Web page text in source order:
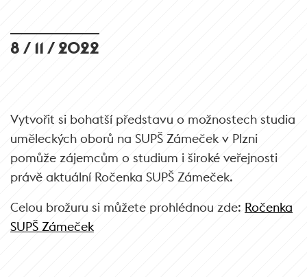
8 / 11 / 2022
Vytvořit si bohatší představu o možnostech studia
uměleckých oborů na SUPŠ Zámeček v Plzni
pomůže zájemcům o studium i široké veřejnosti
právě aktuální Ročenka SUPŠ Zámeček.
Celou brožuru si můžete prohlédnou zde: Ročenka
SUPŠ Zámeček